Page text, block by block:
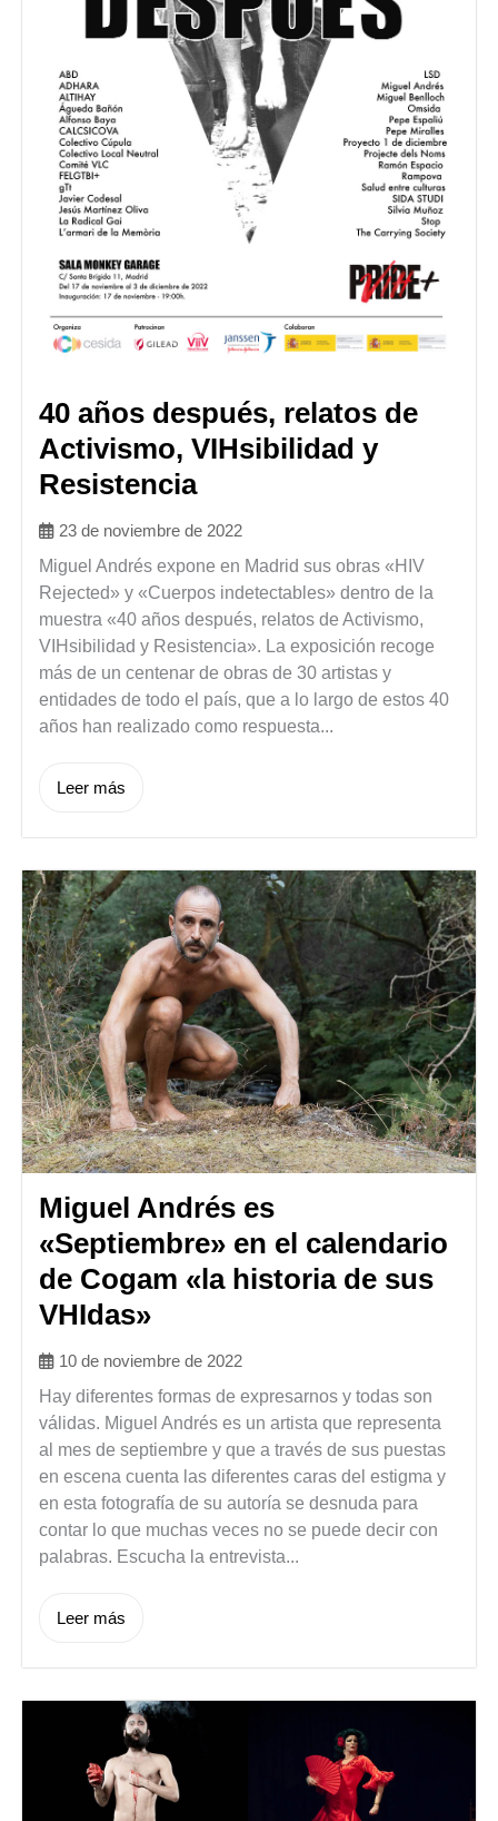
40 años después, relatos de
Activismo, VIHsibilidad y
Resistencia
23 de noviembre de 2022
Miguel Andrés expone en Madrid sus obras «HIV
Rejected» y «Cuerpos indetectables» dentro de la
muestra «40 años después, relatos de Activismo,
VIHsibilidad y Resistencia». La exposición recoge
más de un centenar de obras de 30 artistas y
entidades de todo el país, que a lo largo de estos 40
años han realizado como respuesta...
Leer más
Miguel Andrés es
«Septiembre» en el calendario
de Cogam «la historia de sus
VHIdas»
10 de noviembre de 2022
Hay diferentes formas de expresarnos y todas son
válidas. Miguel Andrés es un artista que representa
al mes de septiembre y que a través de sus puestas
en escena cuenta las diferentes caras del estigma y
en esta fotografía de su autoría se desnuda para
contar lo que muchas veces no se puede decir con
palabras. Escucha la entrevista...
Leer más